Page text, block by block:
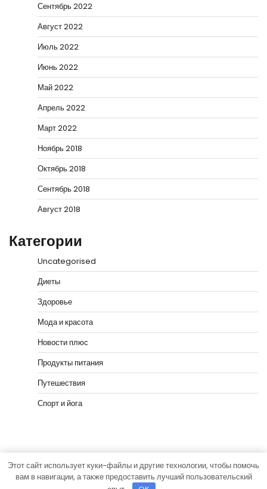
Сентябрь 2022
Август 2022
Июль 2022
Июнь 2022
Май 2022
Апрель 2022
Март 2022
Ноябрь 2018
Октябрь 2018
Сентябрь 2018
Август 2018
Категории
Uncategorised
Диеты
Здоровье
Мода и красота
Новости плюс
Продукты питания
Путешествия
Спорт и йога
Copyright © 2026vip-hata.ruТема News Bank от
Этот сайт использует куки-файлы и другие технологии, чтобы помочь
вам в навигации, а также предоставить лучший пользовательский